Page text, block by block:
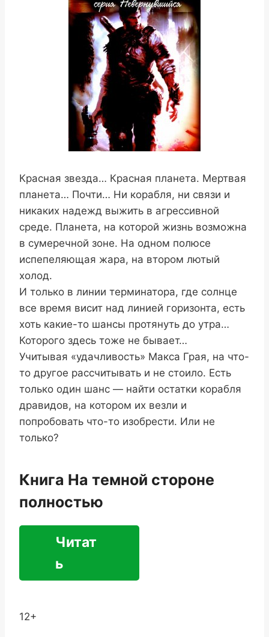
Красная звезда… Красная планета. Мертвая
планета… Почти… Ни корабля, ни связи и
никаких надежд выжить в агрессивной
среде. Планета, на которой жизнь возможна
в сумеречной зоне. На одном полюсе
испепеляющая жара, на втором лютый
холод.
И только в линии терминатора, где солнце
все время висит над линией горизонта, есть
хоть какие-то шансы протянуть до утра…
Которого здесь тоже не бывает…
Учитывая «удачливость» Макса Грая, на что-
то другое рассчитывать и не стоило. Есть
только один шанс — найти остатки корабля
дравидов, на котором их везли и
попробовать что-то изобрести. Или не
только?
Книга На темной стороне
полностью
Читат
ь
12+